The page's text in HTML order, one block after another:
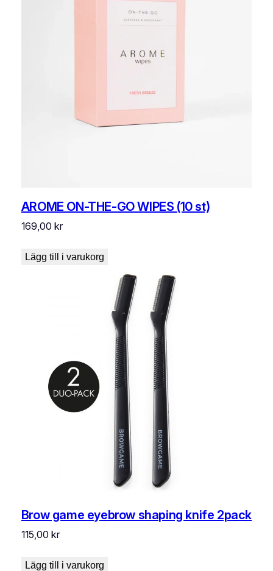
AROME ON-THE-GO WIPES (10 st)
169,00 kr
Lägg till i varukorg
Brow game eyebrow shaping knife 2pack
115,00 kr
Lägg till i varukorg